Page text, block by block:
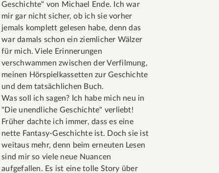
Geschichte" von Michael Ende. Ich war
mir gar nicht sicher, ob ich sie vorher
jemals komplett gelesen habe, denn das
war damals schon ein ziemlicher Wälzer
für mich. Viele Erinnerungen
verschwammen zwischen der Verfilmung,
meinen Hörspielkassetten zur Geschichte
und dem tatsächlichen Buch.
Was soll ich sagen? Ich habe mich neu in
"Die unendliche Geschichte" verliebt!
Früher dachte ich immer, dass es eine
nette Fantasy-Geschichte ist. Doch sie ist
weitaus mehr, denn beim erneuten Lesen
sind mir so viele neue Nuancen
aufgefallen. Es ist eine tolle Story über